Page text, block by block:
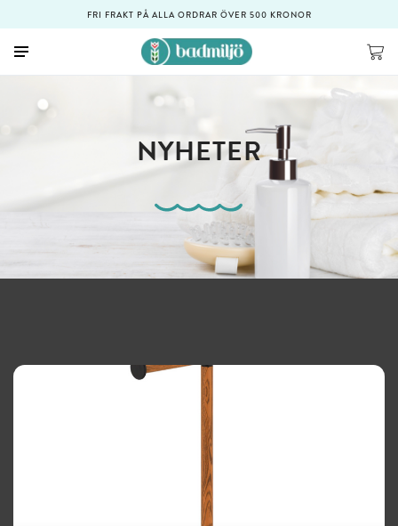
FRI FRAKT PÅ ALLA ORDRAR ÖVER 500 KRONOR
NYHETER